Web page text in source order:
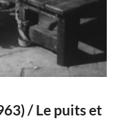
/ Le puits et